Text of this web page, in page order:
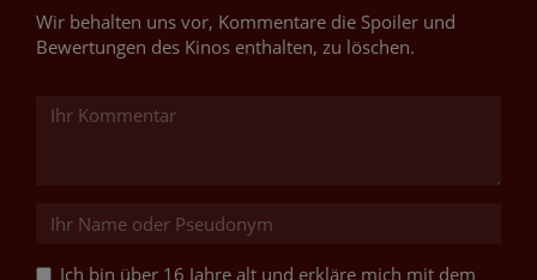
Wir behalten uns vor, Kommentare die Spoiler und
Bewertungen des Kinos enthalten, zu löschen.
Ich bin über 16 Jahre alt und erkläre mich mit dem